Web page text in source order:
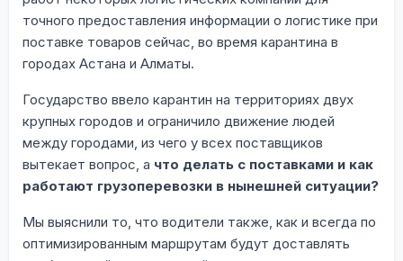
точного предоставления информации о логистике при
поставке товаров сейчас, во время карантина в
городах Астана и Алматы.
Государство ввело карантин на территориях двух
крупных городов и ограничило движение людей
между городами, из чего у всех поставщиков
вытекает вопрос, а что делать с поставками и как
работают грузоперевозки в нынешней ситуации?
Мы выяснили то, что водители также, как и всегда по
оптимизированным маршрутам будут доставлять